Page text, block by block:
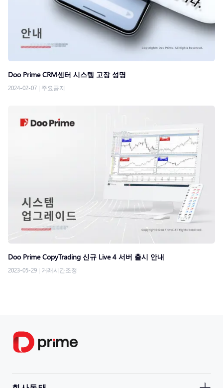
Doo Prime CRM센터 시스템 고장 성명
2024-02-07 | 주요공지
Doo Prime CopyTrading ​신규 Live 4 서버 출시 안내​
2023-05-29 | 거래시간조정